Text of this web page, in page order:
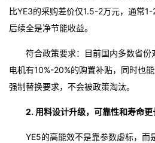
比YE3的采购差价仅1.5-2万元，通常1-
后续全是净节能收益。
符合政策要求：目前国内多数省
电机有10%-20%的购置补贴，同时也
强制替换要求，不会被政策淘汰。
2. 用料设计升级，可靠性和寿命更
YE5的高能效不是靠参数虚标，而